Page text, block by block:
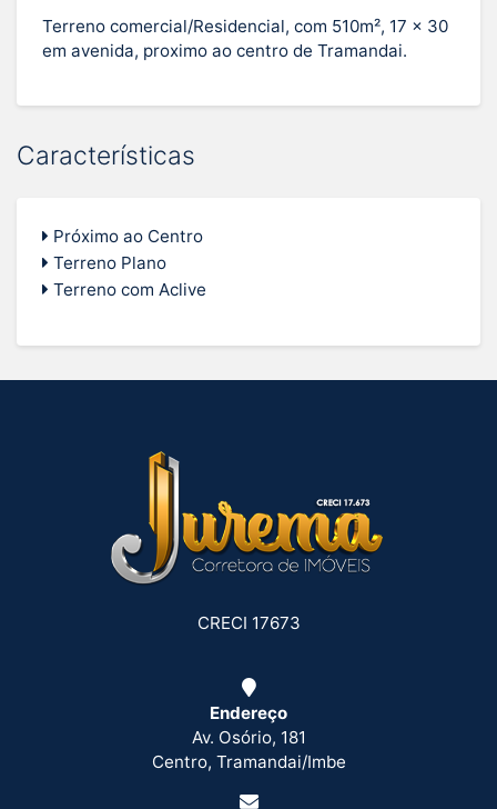
Terreno comercial/Residencial, com 510m², 17 x 30
em avenida, proximo ao centro de Tramandai.
Características
Próximo ao Centro
Terreno Plano
Terreno com Aclive
CRECI 17673
Endereço
Av. Osório, 181
Centro, Tramandai/Imbe